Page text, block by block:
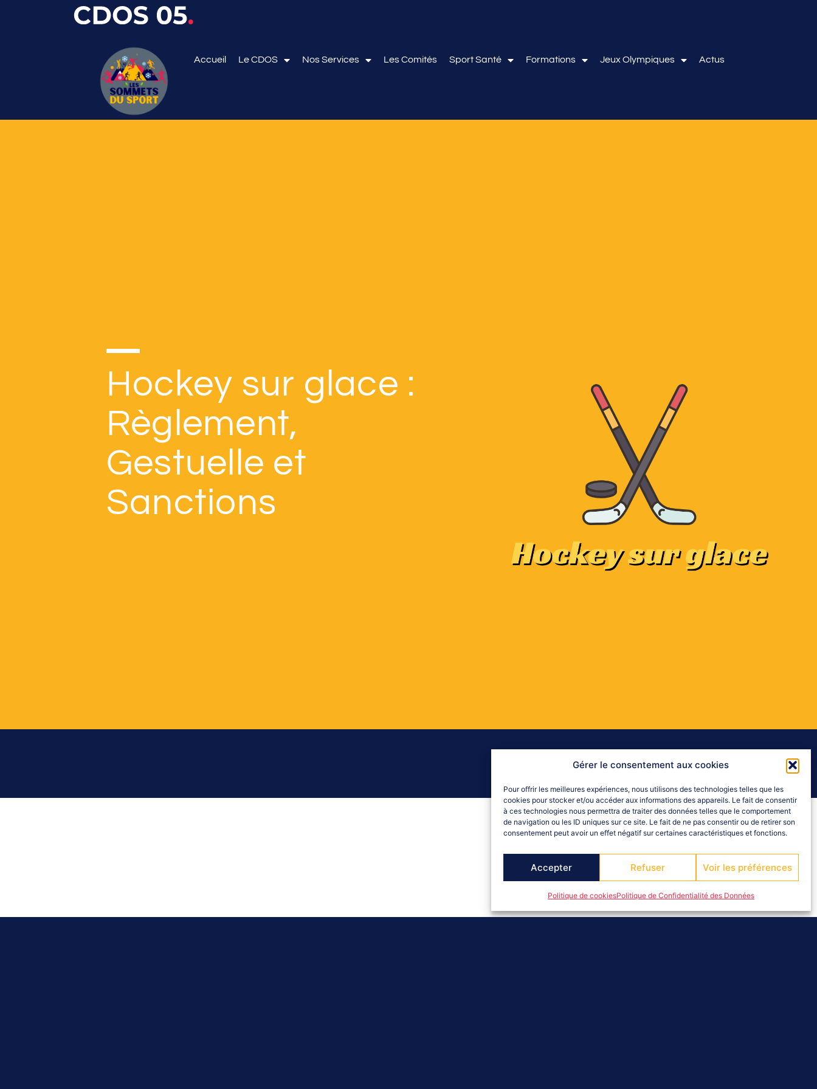
Gérer le consentement aux cookies
Pour offrir les meilleures expériences, nous utilisons des technologies telles que les
cookies pour stocker et/ou accéder aux informations des appareils. Le fait de consentir
à ces technologies nous permettra de traiter des données telles que le comportement
de navigation ou les ID uniques sur ce site. Le fait de ne pas consentir ou de retirer son
consentement peut avoir un effet négatif sur certaines caractéristiques et fonctions.
Accepter Refuser Voir les préférences
Politique de cookiesPolitique de Confidentialité des Données
Accueil Le CDOS Nos Services Les Comités Sport Santé Formations Jeux Olympiques Actus
Hockey sur glace :
Règlement,
Gestuelle et
Sanctions
RETOUR ARBITR'ALPES